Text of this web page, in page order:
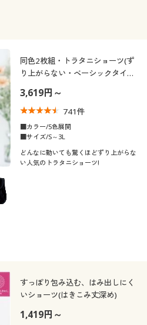
同色2枚組・トラタニショーツ(ず
り上がらない・ベーシックタイ
3,619円～
741件
■カラー/5色展開
■サイズ/S～3L
どんなに動いても驚くほどずり上がらな
い人気のトラタニショーツ!
すっぽり包み込む、はみ出しにく
いショーツ(はきこみ丈深め)
1,419円～